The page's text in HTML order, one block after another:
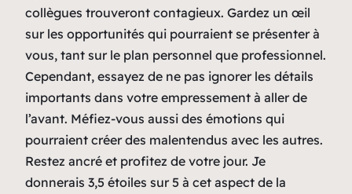
collègues trouveront contagieux. Gardez un œil
sur les opportunités qui pourraient se présenter à
vous, tant sur le plan personnel que professionnel.
Cependant, essayez de ne pas ignorer les détails
importants dans votre empressement à aller de
l’avant. Méfiez-vous aussi des émotions qui
pourraient créer des malentendus avec les autres.
Restez ancré et profitez de votre jour. Je
donnerais 3,5 étoiles sur 5 à cet aspect de la